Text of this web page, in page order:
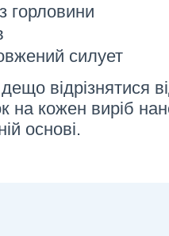
горловини
силует
відрізнятися
на кожен виріб
основі.